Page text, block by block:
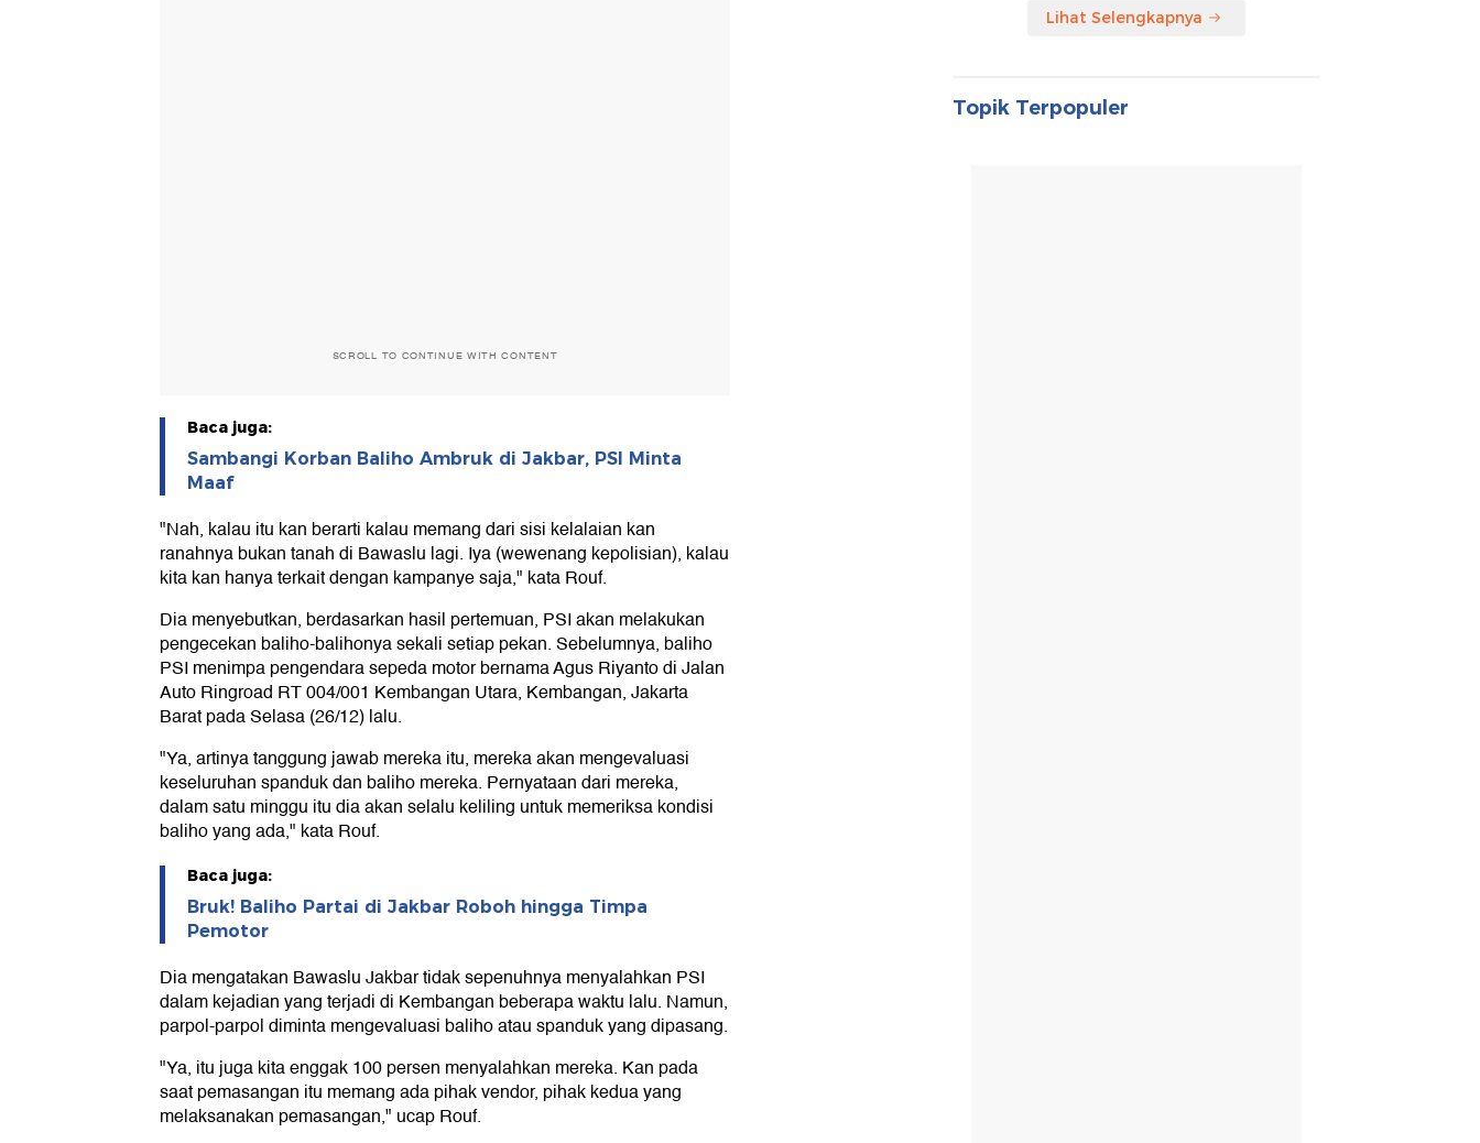
SCROLL TO CONTINUE WITH CONTENT
Baca juga:
Sambangi Korban Baliho Ambruk di Jakbar, PSI Minta
Maaf
"Nah, kalau itu kan berarti kalau memang dari sisi kelalaian kan
ranahnya bukan tanah di Bawaslu lagi. Iya (wewenang kepolisian), kalau
kita kan hanya terkait dengan kampanye saja," kata Rouf.
Dia menyebutkan, berdasarkan hasil pertemuan, PSI akan melakukan
pengecekan baliho-balihonya sekali setiap pekan. Sebelumnya, baliho
PSI menimpa pengendara sepeda motor bernama Agus Riyanto di Jalan
Auto Ringroad RT 004/001 Kembangan Utara, Kembangan, Jakarta
Barat pada Selasa (26/12) lalu.
"Ya, artinya tanggung jawab mereka itu, mereka akan mengevaluasi
keseluruhan spanduk dan baliho mereka. Pernyataan dari mereka,
dalam satu minggu itu dia akan selalu keliling untuk memeriksa kondisi
baliho yang ada," kata Rouf.
Baca juga:
Bruk! Baliho Partai di Jakbar Roboh hingga Timpa
Pemotor
Dia mengatakan Bawaslu Jakbar tidak sepenuhnya menyalahkan PSI
dalam kejadian yang terjadi di Kembangan beberapa waktu lalu. Namun,
parpol-parpol diminta mengevaluasi baliho atau spanduk yang dipasang.
"Ya, itu juga kita enggak 100 persen menyalahkan mereka. Kan pada
saat pemasangan itu memang ada pihak vendor, pihak kedua yang
melaksanakan pemasangan," ucap Rouf.
Lihat Selengkapnya
Topik Terpopuler